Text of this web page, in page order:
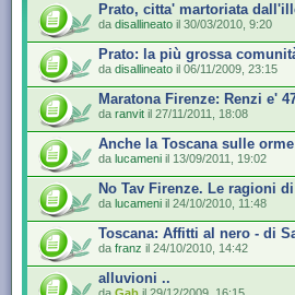
Prato, citta' martoriata
da disallineato il 30/03/2010, 9:20
Prato: la più grossa
da disallineato il 06/11/2009, 23:15
Maratona Firenze: Renzi e'
da ranvit il 27/11/2011, 18:08
Anche la Toscana sulle
da lucameni il 13/09/2011, 19:02
No Tav Firenze. Le ragioni
da lucameni il 24/10/2010, 11:48
Toscana: Affitti al nero - di
da franz il 24/10/2010, 14:42
alluvioni ..